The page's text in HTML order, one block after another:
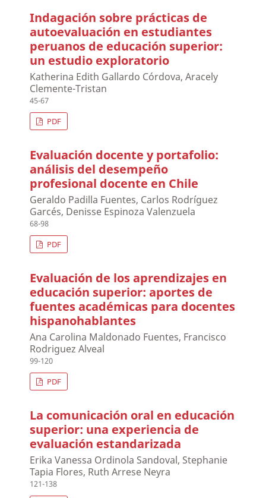
Indagación sobre prácticas de
autoevaluación en estudiantes
peruanos de educación superior:
un estudio exploratorio
Katherina Edith Gallardo Córdova, Aracely
Clemente-Tristan
45-67
PDF
Evaluación docente y portafolio:
análisis del desempeño
profesional docente en Chile
Geraldo Padilla Fuentes, Carlos Rodríguez
Garcés, Denisse Espinoza Valenzuela
68-98
PDF
Evaluación de los aprendizajes en
educación superior: aportes de
fuentes académicas para docentes
hispanohablantes
Ana Carolina Maldonado Fuentes, Francisco
Rodriguez Alveal
99-120
PDF
La comunicación oral en educación
superior: una experiencia de
evaluación estandarizada
Erika Vanessa Ordinola Sandoval, Stephanie
Tapia Flores, Ruth Arrese Neyra
121-138